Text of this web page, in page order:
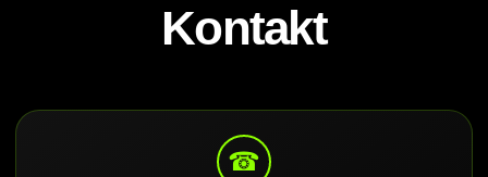
Kontakt
☎